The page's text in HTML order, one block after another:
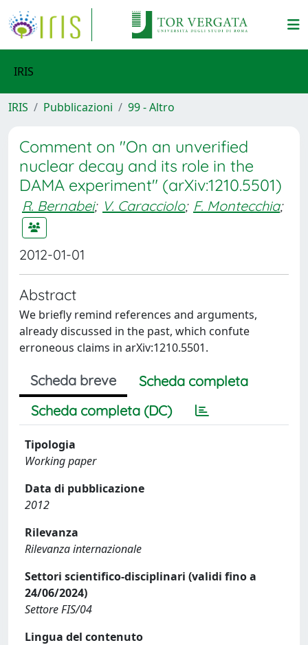
IRIS
IRIS Pubblicazioni 99 - Altro
Comment on "On an unverified
nuclear decay and its role in the
DAMA experiment" (arXiv:1210.5501)
R. Bernabei; V. Caracciolo; F. Montecchia;
2012-01-01
Abstract
We briefly remind references and arguments,
already discussed in the past, which confute
erroneous claims in arXiv:1210.5501.
Scheda breve
Scheda completa
Scheda completa (DC)
Tipologia
Working paper
Data di pubblicazione
2012
Rilevanza
Rilevanza internazionale
Settori scientifico-disciplinari (validi fino a
24/06/2024)
Settore FIS/04
Lingua del contenuto